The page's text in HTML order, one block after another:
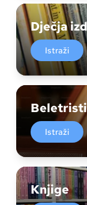
Dječja
Istraži
Istraži
Knjige